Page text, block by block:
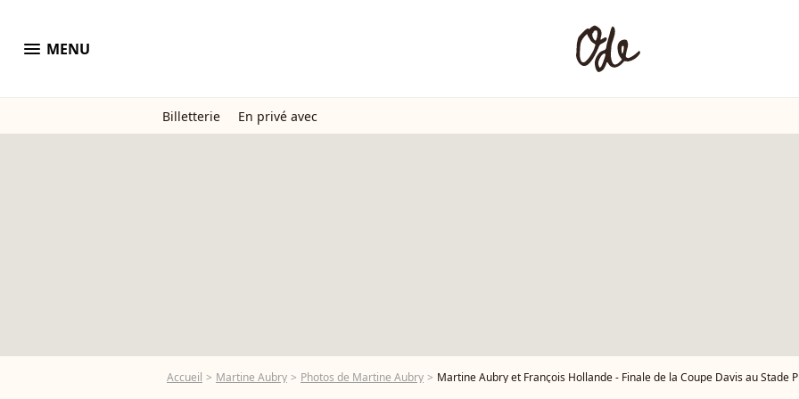
menu MENU
Billetterie En privé avec
Accueil Martine Aubry Photos de Martine Aubry Martine Aubry et François Hollande - Finale de la Coupe Davis au Stade Pierre Mauroy de Lille Métropole. Match en